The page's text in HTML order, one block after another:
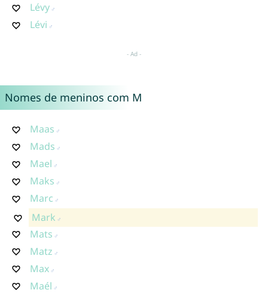
Lévy
Lévi
Nomes de meninos com M
Maas
Mads
Mael
Maks
Marc
Mark
Mats
Matz
Max
Maél